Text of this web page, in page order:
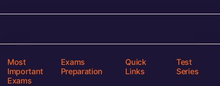
Most
Important
Exams
Exams
Preparation
Quick
Links
Test
Series